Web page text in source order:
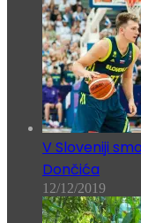
V Sloveniji
Dončića
12/12/2019